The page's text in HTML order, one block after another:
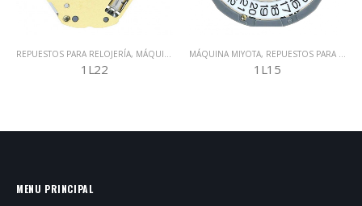
MÁQUINA MIYOTA ,REPUESTOS PARA RELOJERÍA
1L15
REPUESTOS PARA RELOJERÍA,MÁQUINA MIYOTA
FS20
MENU PRINCIPAL